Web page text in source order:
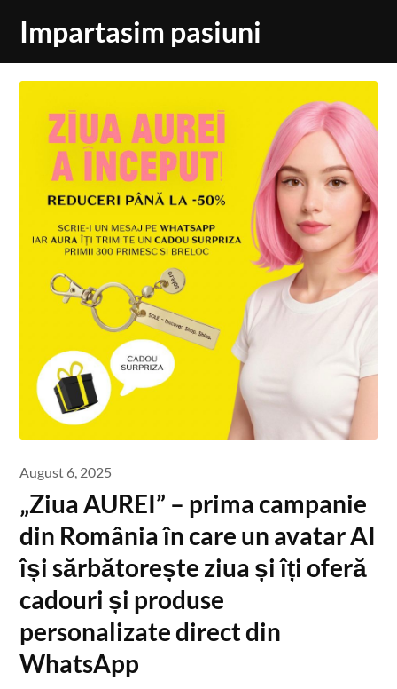
Impartasim pasiuni
August 6, 2025
„Ziua AUREI” – prima campanie
din România în care un avatar AI
își sărbătorește ziua și îți oferă
cadouri și produse
personalizate direct din
WhatsApp